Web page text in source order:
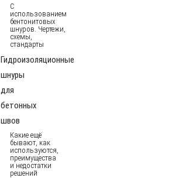
С
использованием
бентонитовых
шнуров. Чертежи,
схемы,
стандарты
Гидроизоляционные
шнуры
для
бетонных
швов
Какие ещё
бывают, как
используются,
преимущества
и недостатки
решений